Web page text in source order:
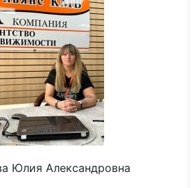
Юлия Александровна